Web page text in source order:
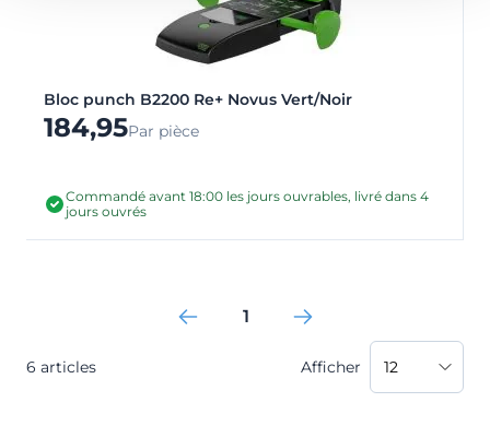
Bloc punch B2200 Re+ Novus Vert/Noir
184,95Par pièce
Commandé avant 18:00 les jours ouvrables, livré dans 4
jours ouvrés
You're currently reading
1
6 articles Afficher